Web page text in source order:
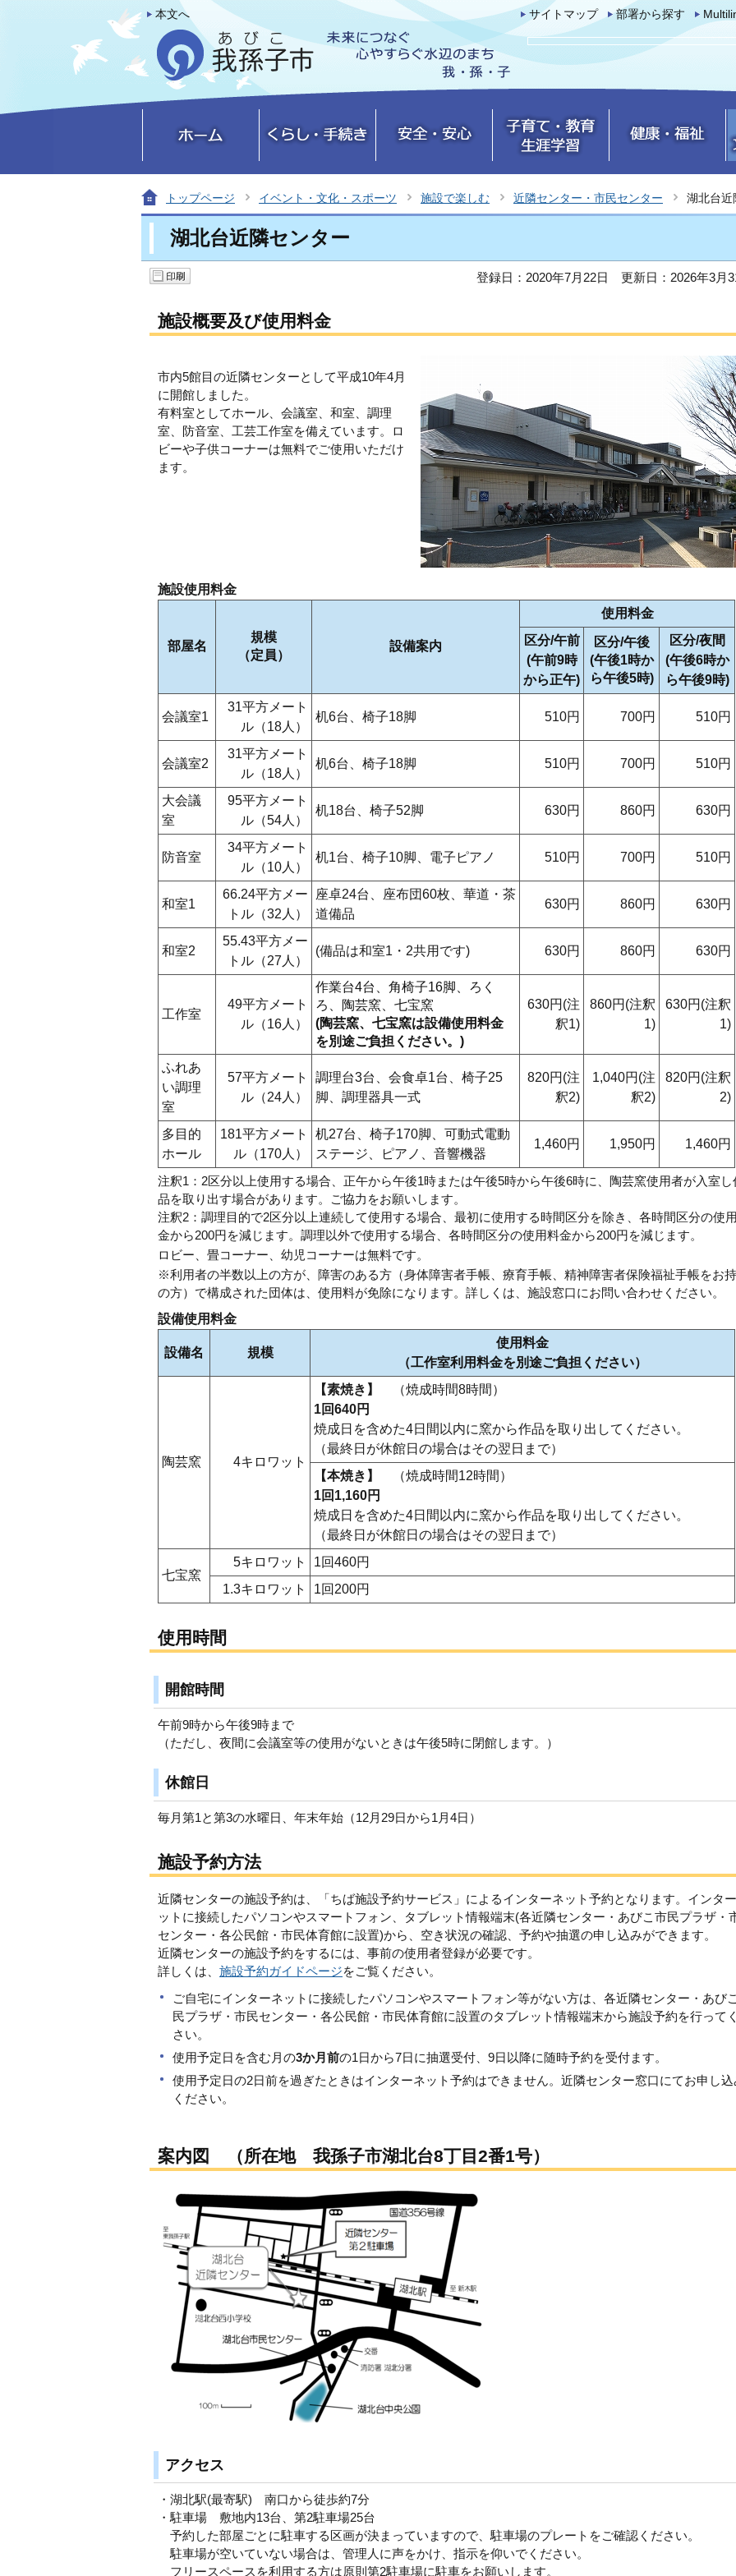
本文へ サイトマップ 部署から探す
トップページ イベント・文化・スポーツ 施設で楽しむ 近隣センター・市民センター 湖北台近
湖北台近隣センター
登録日：2020年7月22日 更新日：2026年3月
施設概要及び使用料金
市内5館目の近隣センターとして平成10年4月
に開館しました。
有料室としてホール、会議室、和室、調理
室、防音室、工芸工作室を備えています。ロ
ビーや子供コーナーは無料でご使用いただけ
ます。
施設使用料金
部屋名
規模
（定員）
設備案内
使用料金
区分/午前
(午前9時
から正午)
区分/午後
(午後1時か
ら午後5時)
区分/夜間
(午後6時か
ら午後9時)
会議室1
31平方メート
ル（18人）
机6台、椅子18脚 510円 700円 510円
会議室2
31平方メート
ル（18人）
机6台、椅子18脚 510円 700円 510円
大会議
室
95平方メート
ル（54人）
机18台、椅子52脚 630円 860円 630円
防音室
34平方メート
ル（10人）
机1台、椅子10脚、電子ピアノ 510円 700円 510円
和室1
66.24平方メー
トル（32人）
座卓24台、座布団60枚、華道・茶
道備品
630円 860円 630円
和室2
55.43平方メー
トル（27人）
(備品は和室1・2共用です) 630円 860円 630円
工作室
49平方メート
ル（16人）
作業台4台、角椅子16脚、ろく
ろ、陶芸窯、七宝窯
(陶芸窯、七宝窯は設備使用料金
を別途ご負担ください。)
630円(注
釈1)
860円(注釈
1)
630円(注釈
1)
ふれあ
い調理
室
57平方メート
ル（24人）
調理台3台、会食卓1台、椅子25
脚、調理器具一式
820円(注
釈2)
1,040円(注
釈2)
820円(注釈
2)
多目的
ホール
181平方メート
ル（170人）
机27台、椅子170脚、可動式電動
ステージ、ピアノ、音響機器
1,460円 1,950円 1,460円
注釈1：2区分以上使用する場合、正午から午後1時または午後5時から午後6時に、陶芸窯使用者が入室し
品を取り出す場合があります。ご協力をお願いします。
注釈2：調理目的で2区分以上連続して使用する場合、最初に使用する時間区分を除き、各時間区分の使
金から200円を減じます。調理以外で使用する場合、各時間区分の使用料金から200円を減じます。
ロビー、畳コーナー、幼児コーナーは無料です。
※利用者の半数以上の方が、障害のある方（身体障害者手帳、療育手帳、精神障害者保険福祉手帳をお
の方）で構成された団体は、使用料が免除になります。詳しくは、施設窓口にお問い合わせください。
設備使用料金
設備名 規模
使用料金
（工作室利用料金を別途ご負担ください）
陶芸窯 4キロワット
【素焼き】
（焼成時間8時間）
1回640円
焼成日を含めた4日間以内に窯から作品を取り出してください。
（最終日が休館日の場合はその翌日まで）
【本焼き】
（焼成時間12時間）
1回1,160円
焼成日を含めた4日間以内に窯から作品を取り出してください。
（最終日が休館日の場合はその翌日まで）
七宝窯
5キロワット
1回460円
1.3キロワット
1回200円
使用時間
開館時間
午前9時から午後9時まで
（ただし、夜間に会議室等の使用がないときは午後5時に閉館します。）
休館日
毎月第1と第3の水曜日、年末年始（12月29日から1月4日）
施設予約方法
近隣センターの施設予約は、「ちば施設予約サービス」によるインターネット予約となります。インタ
ットに接続したパソコンやスマートフォン、タブレット情報端末(各近隣センター・あびこ市民プラザ・
センター・各公民館・市民体育館に設置)から、空き状況の確認、予約や抽選の申し込みができます。
近隣センターの施設予約をするには、事前の使用者登録が必要です。
詳しくは、 施設予約ガイドページをご覧ください。
ご自宅にインターネットに接続したパソコンやスマートフォン等がない方は、各近隣センター・あび
民プラザ・市民センター・各公民館・市民体育館に設置のタブレット情報端末から施設予約を行って
さい。
使用予定日を含む月の3か月前の1日から7日に抽選受付、9日以降に随時予約を受付ます。
使用予定日の2日前を過ぎたときはインターネット予約はできません。近隣センター窓口にてお申し込
ください。
案内図 （所在地 我孫子市湖北台8丁目2番1号）
アクセス
・湖北駅(最寄駅) 南口から徒歩約7分
・駐車場 敷地内13台、第2駐車場25台
予約した部屋ごとに駐車する区画が決まっていますので、駐車場のプレートをご確認ください。
駐車場が空いていない場合は、管理人に声をかけ、指示を仰いでください。
フリースペースを利用する方は原則第2駐車場に駐車をお願いします。